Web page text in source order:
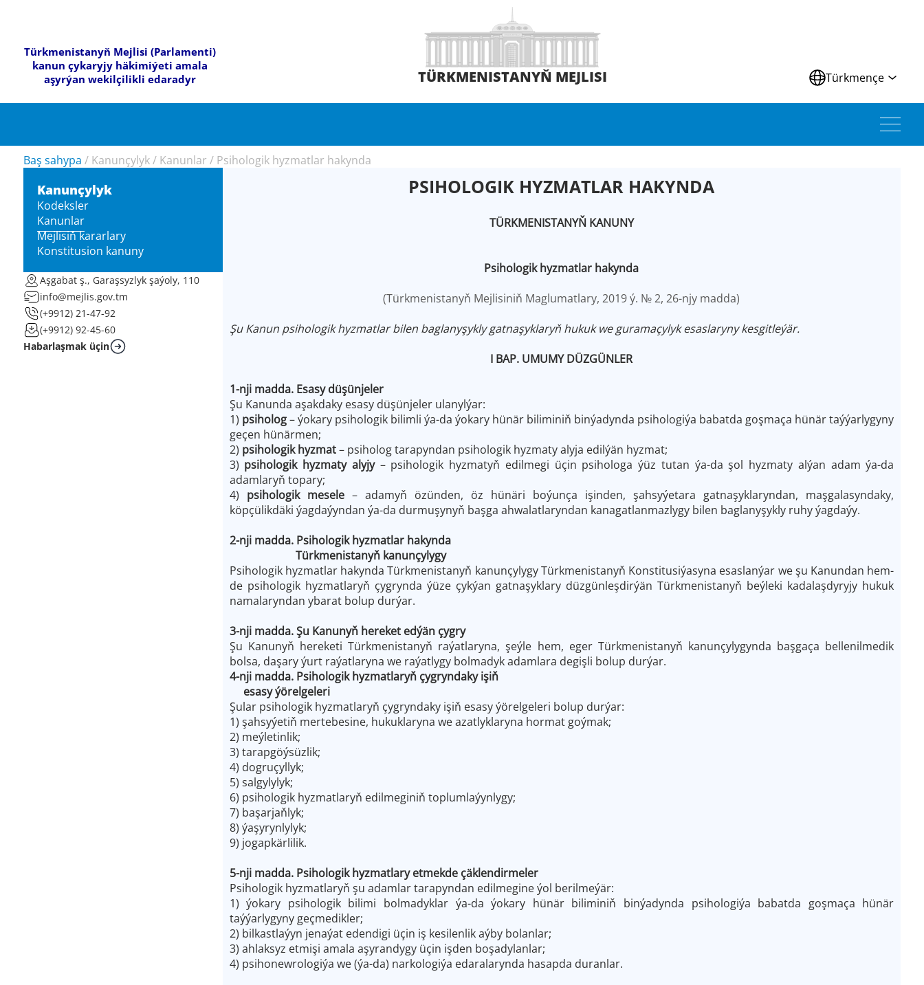
Türkmenistanyň Mejlisi (Parlamenti)
kanun çykaryjy häkimiýeti amala
aşyrýan wekilçilikli edaradyr
TÜRKMENISTANYŇ MEJLISI Türkmençe
Baş sahypa / Kanunçylyk / Kanunlar / Psihologik hyzmatlar hakynda
Kanunçylyk
Kodeksler
Kanunlar
Mejlisiň kararlary
Konstitusion kanuny
Aşgabat ş., Garaşsyzlyk şaýoly, 110
info@mejlis.gov.tm
(+9912) 21-47-92
(+9912) 92-45-60
Habarlaşmak üçin
PSIHOLOGIK HYZMATLAR HAKYNDA
TÜRKMENISTANYŇ KANUNY
Psihologik hyzmatlar hakynda
(Türkmenistanyň Mejlisiniň Maglumatlary, 2019 ý. № 2, 26-njy madda)
Şu Kanun psihologik hyzmatlar bilen baglanyşykly gatnaşyklaryň hukuk we guramaçylyk esaslaryny kesgitleýär.
I BAP. UMUMY DÜZGÜNLER
1-nji madda. Esasy düşünjeler
Şu Kanunda aşakdaky esasy düşünjeler ulanylýar:
1) psiholog– ýokary psihologik bilimli ýa-da ýokary hünär biliminiň binýadynda psihologiýa babatda goşmaça hünär taýýarlygyny
geçen hünärmen;
2) psihologik hyzmat– psiholog tarapyndan psihologik hyzmaty alyja edilýän hyzmat;
3) psihologik hyzmaty alyjy– psihologik hyzmatyň edilmegi üçin psihologa ýüz tutan ýa-da şol hyzmaty alýan adam ýa-da
adamlaryň topary;
4) psihologik mesele – adamyň özünden, öz hünäri boýunça işinden, şahsyýetara gatnaşyklaryndan, maşgalasyndaky,
köpçülikdäki ýagdaýyndan ýa-da durmuşynyň başga ahwalatlaryndan kanagatlanmazlygy bilen baglanyşykly ruhy ýagdaýy.
2-nji madda. Psihologik hyzmatlar hakynda
Türkmenistanyň kanunçylygy
Psihologik hyzmatlar hakynda Türkmenistanyň kanunçylygy Türkmenistanyň Konstitusiýasyna esaslanýar we şu Kanundan hem-
de psihologik hyzmatlaryň çygrynda ýüze çykýan gatnaşyklary düzgünleşdirýän Türkmenistanyň beýleki kadalaşdyryjy hukuk
namalaryndan ybarat bolup durýar.
3-nji madda. Şu Kanunyň hereket edýän çygry
Şu Kanunyň hereketi Türkmenistanyň raýatlaryna, şeýle hem, eger Türkmenistanyň kanunçylygynda başgaça bellenilmedik
bolsa, daşary ýurt raýatlaryna we raýatlygy bolmadyk adamlara degişli bolup durýar.
4-nji madda. Psihologik hyzmatlaryň çygryndaky işiň
esasy ýörelgeleri
Şular psihologik hyzmatlaryň çygryndaky işiň esasy ýörelgeleri bolup durýar:
1) şahsyýetiň mertebesine, hukuklaryna we azatlyklaryna hormat goýmak;
2) meýletinlik;
3) tarapgöýsüzlik;
4) dogruçyllyk;
5) salgylylyk;
6) psihologik hyzmatlaryň edilmeginiň toplumlaýynlygy;
7) başarjaňlyk;
8) ýaşyrynlylyk;
9) jogapkärlilik.
5-nji madda. Psihologik hyzmatlary etmekde çäklendirmeler
Psihologik hyzmatlaryň şu adamlar tarapyndan edilmegine ýol berilmeýär:
1) ýokary psihologik bilimi bolmadyklar ýa-da ýokary hünär biliminiň binýadynda psihologiýa babatda goşmaça hünär
taýýarlygyny geçmedikler;
2) bilkastlaýyn jenaýat edendigi üçin iş kesilenlik aýby bolanlar;
3) ahlaksyz etmişi amala aşyrandygy üçin işden boşadylanlar;
4) psihonewrologiýa we (ýa-da) narkologiýa edaralarynda hasapda duranlar.